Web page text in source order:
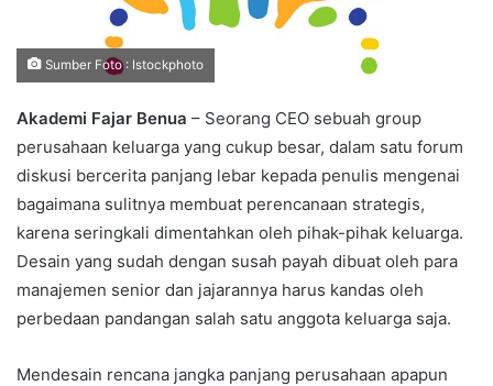
Sumber Foto : Istockphoto
Akademi Fajar Benua – Seorang CEO sebuah group
perusahaan keluarga yang cukup besar, dalam satu forum
diskusi bercerita panjang lebar kepada penulis mengenai
bagaimana sulitnya membuat perencanaan strategis,
karena seringkali dimentahkan oleh pihak-pihak keluarga.
Desain yang sudah dengan susah payah dibuat oleh para
manajemen senior dan jajarannya harus kandas oleh
perbedaan pandangan salah satu anggota keluarga saja.
Mendesain rencana jangka panjang perusahaan apapun